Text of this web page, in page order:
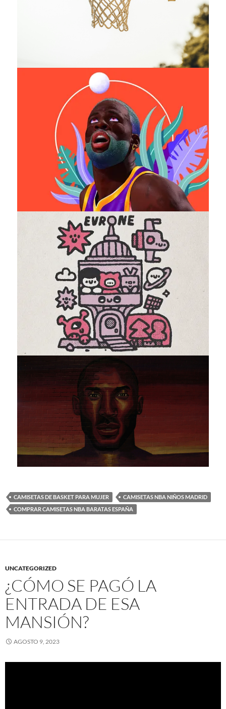
CAMISETAS DE BASKET PARA MUJER
CAMISETAS NBA NIÑOS MADRID
COMPRAR CAMISETAS NBA BARATAS ESPAÑA
UNCATEGORIZED
¿CÓMO SE PAGÓ LA
ENTRADA DE ESA
MANSIÓN?
AGOSTO 9, 2023